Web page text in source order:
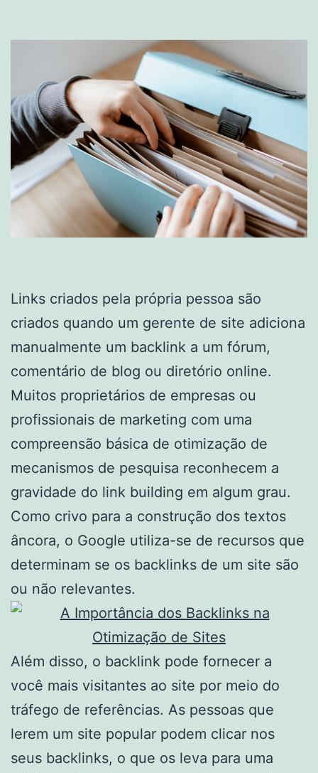
Links criados pela própria pessoa são
criados quando um gerente de site adiciona
manualmente um backlink a um fórum,
comentário de blog ou diretório online.
Muitos proprietários de empresas ou
profissionais de marketing com uma
compreensão básica de otimização de
mecanismos de pesquisa reconhecem a
gravidade do link building em algum grau.
Como crivo para a construção dos textos
âncora, o Google utiliza-se de recursos que
determinam se os backlinks de um site são
ou não relevantes.
Além disso, o backlink pode fornecer a
você mais visitantes ao site por meio do
tráfego de referências. As pessoas que
lerem um site popular podem clicar nos
seus backlinks, o que os leva para uma